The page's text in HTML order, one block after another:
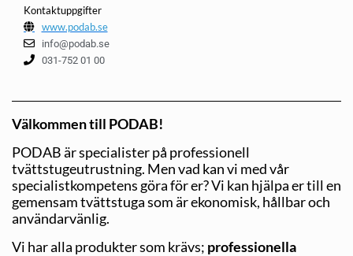
Kontaktuppgifter
www.podab.se
info@podab.se
031-752 01 00
Välkommen till PODAB!
PODAB är specialister på professionell
tvättstugeutrustning. Men vad kan vi med vår
specialistkompetens göra för er? Vi kan hjälpa er till en
gemensam tvättstuga som är ekonomisk, hållbar och
användarvänlig.
Vi har alla produkter som krävs; professionella